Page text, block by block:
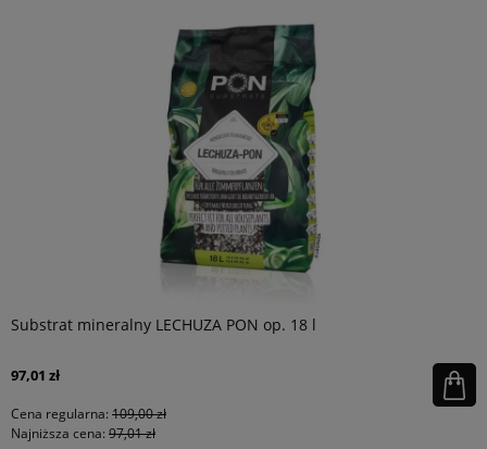
Substrat mineralny LECHUZA PON op. 18 l
97,01 zł
Cena regularna: 109,00 zł
Najniższa cena: 97,01 zł